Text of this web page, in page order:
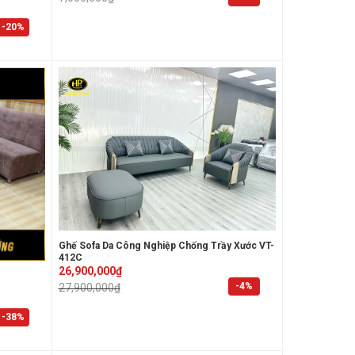
-20%
-38%
-4%
Ghế Sofa Da Công Nghiệp Chống Trầy Xước VT-
412C
27,900,000₫
Original
price
was:
26,900,000₫
Current
price
is: